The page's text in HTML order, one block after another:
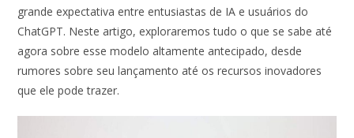
grande expectativa entre entusiastas de IA e usuários do
ChatGPT. Neste artigo, exploraremos tudo o que se sabe até
agora sobre esse modelo altamente antecipado, desde
rumores sobre seu lançamento até os recursos inovadores
que ele pode trazer.